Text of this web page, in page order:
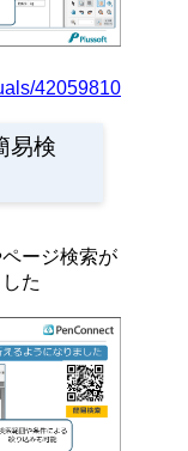
42059810
易検
ージ検索が
た